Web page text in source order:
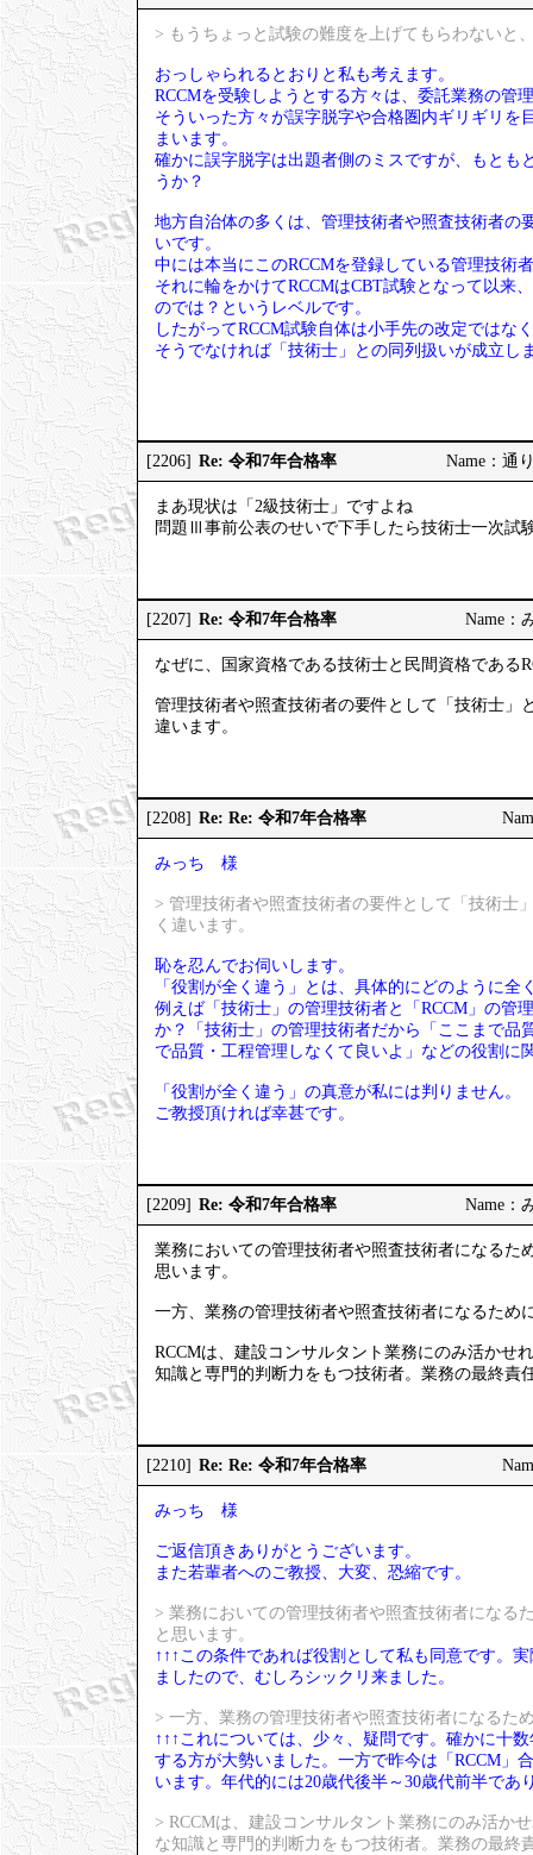
> もうちょっと試験の難度を上げてもらわないと
おっしゃられるとおりと私も考えます。
RCCMを受験しようとする方々は、委託業務の管
そういった方々が誤字脱字や合格圏内ギリギリ
まいます。
確かに誤字脱字は出題者側のミスですが、もとも
うか？
地方自治体の多くは、管理技術者や照査技術者の
いです。
中には本当にこのRCCMを登録している管理技術
それに輪をかけてRCCMはCBT試験となって以
のでは？というレベルです。
したがってRCCM試験自体は小手先の改定ではな
そうでなければ「技術士」との同列扱いが成立し
[2206] Re: 令和7年合格率 Name：通
まあ現状は「2級技術士」ですよね
問題Ⅲ事前公表のせいで下手したら技術士一次試
[2207] Re: 令和7年合格率 Name：
なぜに、国家資格である技術士と民間資格である
管理技術者や照査技術者の要件として「技術士」
違います。
[2208] Re: Re: 令和7年合格率
みっち 様
> 管理技術者や照査技術者の要件として「技術士
く違います。
恥を忍んでお伺いします。
「役割が全く違う」とは、具体的にどのように全
例えば「技術士」の管理技術者と「RCCM」の管
か？「技術士」の管理技術者だから「ここまで品
で品質・工程管理しなくて良いよ」などの役割に
「役割が全く違う」の真意が私には判りません。
ご教授頂ければ幸甚です。
[2209] Re: 令和7年合格率 Name：
業務においての管理技術者や照査技術者になるた
思います。
一方、業務の管理技術者や照査技術者になるため
RCCMは、建設コンサルタント業務にのみ活かせ
知識と専門的判断力をもつ技術者。業務の最終責
[2210] Re: Re: 令和7年合格率
みっち 様
ご返信頂きありがとうございます。
また若輩者へのご教授、大変、恐縮です。
> 業務においての管理技術者や照査技術者になる
と思います。
↑↑↑この条件であれば役割として私も同意です。
ましたので、むしろシックリ来ました。
> 一方、業務の管理技術者や照査技術者になるた
↑↑↑これについては、少々、疑問です。確かに十
する方が大勢いました。一方で昨今は「RCCM」
います。年代的には20歳代後半～30歳代前半で
> RCCMは、建設コンサルタント業務にのみ活か
な知識と専門的判断力をもつ技術者。業務の最